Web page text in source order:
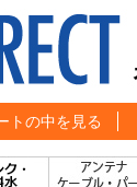
トの中を見る